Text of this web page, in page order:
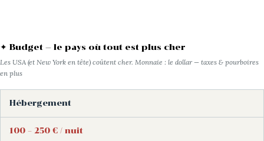
✦ Budget — le pays où tout est plus cher
Les USA (et New York en tête) coûtent cher. Monnaie : le dollar — taxes & pourboires
en plus
Hébergement
100 – 250 € / nuit